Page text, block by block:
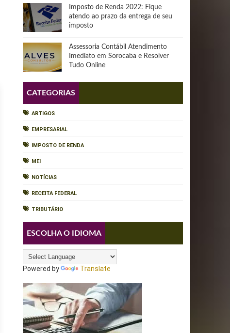
Imposto de Renda 2022: Fique
atendo ao prazo da entrega de seu
imposto
Assessoria Contábil Atendimento
Imediato em Sorocaba e Resolver
Tudo Online
CATEGORIAS
ARTIGOS
EMPRESARIAL
IMPOSTO DE RENDA
MEI
NOTÍCIAS
RECEITA FEDERAL
TRIBUTÁRIO
ESCOLHA O IDIOMA
Powered by Translate